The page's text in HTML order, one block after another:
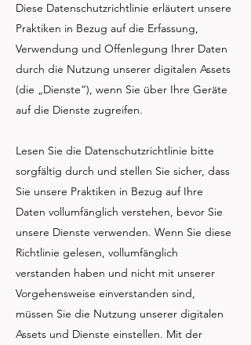
Diese Datenschutzrichtlinie erläutert unsere
Praktiken in Bezug auf die Erfassung,
Verwendung und Offenlegung Ihrer Daten
durch die Nutzung unserer digitalen Assets
(die „Dienste“), wenn Sie über Ihre Geräte
auf die Dienste zugreifen.
Lesen Sie die Datenschutzrichtlinie bitte
sorgfältig durch und stellen Sie sicher, dass
Sie unsere Praktiken in Bezug auf Ihre
Daten vollumfänglich verstehen, bevor Sie
unsere Dienste verwenden. Wenn Sie diese
Richtlinie gelesen, vollumfänglich
verstanden haben und nicht mit unserer
Vorgehensweise einverstanden sind,
müssen Sie die Nutzung unserer digitalen
Assets und Dienste einstellen. Mit der